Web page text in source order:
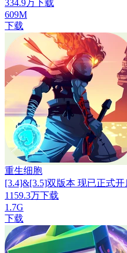
334.9万下载
609M
下载
重生细胞
[3.4]&[3.5]双版本 现已正式开
1159.3万下载
1.7G
下载